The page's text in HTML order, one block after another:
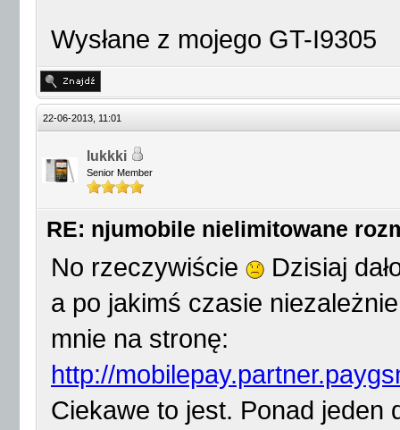
Wysłane z mojego GT-I9305
22-06-2013, 11:01
lukkki
Senior Member
RE: njumobile nielimitowane
No rzeczywiście
Dzisiaj
a po jakimś czasie
mnie na stronę:
http://
Ciekawe to jest. Ponad jeden